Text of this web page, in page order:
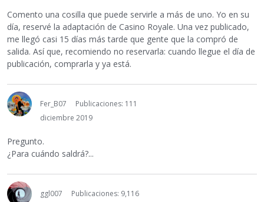
Comento una cosilla que puede servirle a más de uno. Yo en su
día, reservé la adaptación de Casino Royale. Una vez publicado,
me llegó casi 15 días más tarde que gente que la compró de
salida. Así que, recomiendo no reservarla: cuando llegue el día de
publicación, comprarla y ya está.
Fer_B07
Publicaciones: 111
diciembre 2019
Pregunto.
¿Para cuándo saldrá?...
ggl007
Publicaciones: 9,116